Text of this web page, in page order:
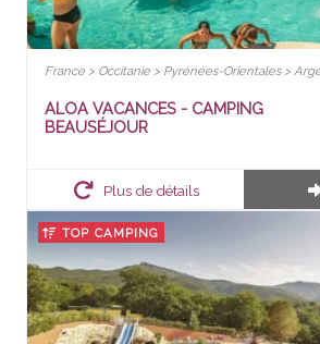
France > Occitanie > Pyrénées-Orientales >
ALOA VACANCES - CAMPING
BEAUSÉJOUR
Plus de détails
TOP CAMPING